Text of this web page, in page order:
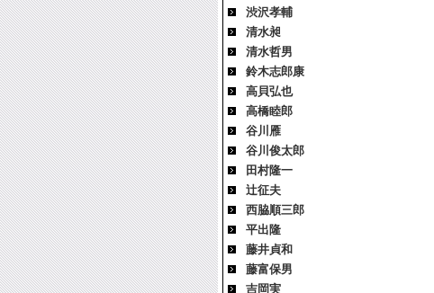
渋沢孝輔
清水昶
清水哲男
鈴木志郎康
高貝弘也
高橋睦郎
谷川雁
谷川俊太郎
田村隆一
辻征夫
西脇順三郎
平出隆
藤井貞和
藤富保男
吉岡実